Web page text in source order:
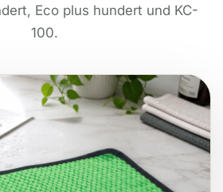
Eco plus hundert und KC-
100.